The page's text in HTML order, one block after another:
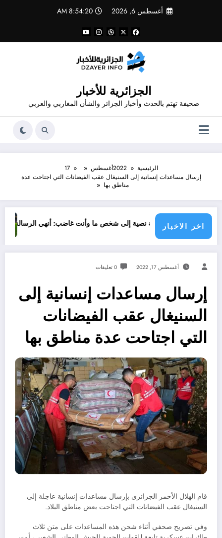
أغسطس 6, 2026 8:54:20 AM
الجزائرية للأخبار
صحيفة تهتم بالحدث وأخبار الجزائر والشأن المغاربي والعربي
الرئيسية 2022أغسطس
17
إرسال مساعدات إنسانية إلى السنيغال عقب الفيضانات التي اجتاحت عدة
مناطق بها
اخر الاخبار
ترسل رسالة نصية إلى شخص ما وأنت غاضب: أنهي الرسالة، واقرأها، بعد
أغسطس 17, 2022 0 تعليقات
إرسال مساعدات إنسانية إلى
السنيغال عقب الفيضانات
التي اجتاحت عدة مناطق بها
قام الهلال الأحمر الجزائري بإرسال مساعدات إنسانية عاجلة إلى
السنيغال عقب الفيضانات التي اجتاحت بعض مناطق البلاد.
وفي تصريح صحفي أثناء شحن هذه المساعدات على متن ثلاث